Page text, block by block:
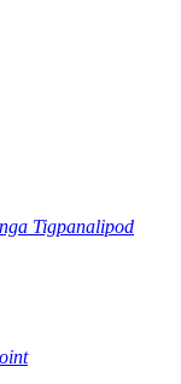
Tigpanalipod